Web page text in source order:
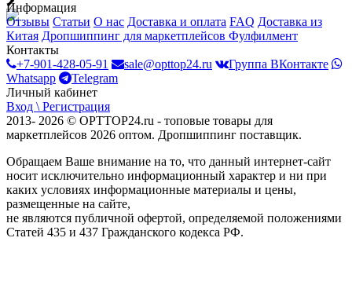
Информация
Отзывы Статьи О нас Доставка и оплата FAQ Доставка из
Китая Дропшиппинг для маркетплейсов Фулфилмент
Контакты
+7-901-428-05-91
sale@opttop24.ru
Группа ВКонтакте
Whatsapp
Telegram
Личный кабинет
Вход \ Регистрация
2013- 2026 © OPTTOP24.ru - топовые товары для
маркетплейсов 2026 оптом. Дропшиппинг поставщик.
Обращаем Ваше внимание на то, что данный интернет-сайт
носит исключительно информационный характер и ни при
каких условиях информационные материалы и цены,
размещенные на сайте,
не являются публичной офертой, определяемой положениями
Статей 435 и 437 Гражданского кодекса РФ.